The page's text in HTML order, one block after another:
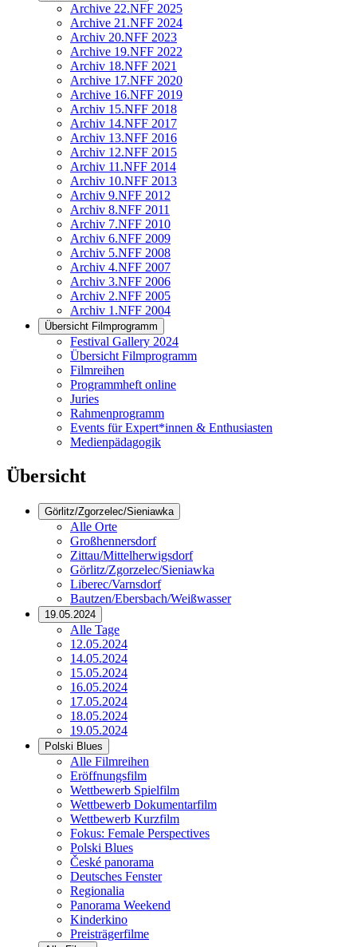
Archive 22.NFF 2025
Archive 21.NFF 2024
Archiv 20.NFF 2023
Archive 19.NFF 2022
Archiv 18.NFF 2021
Archive 17.NFF 2020
Archive 16.NFF 2019
Archiv 15.NFF 2018
Archiv 14.NFF 2017
Archiv 13.NFF 2016
Archiv 12.NFF 2015
Archiv 11.NFF 2014
Archiv 10.NFF 2013
Archiv 9.NFF 2012
Archiv 8.NFF 2011
Archiv 7.NFF 2010
Archiv 6.NFF 2009
Archiv 5.NFF 2008
Archiv 4.NFF 2007
Archiv 3.NFF 2006
Archiv 2.NFF 2005
Archiv 1.NFF 2004
Übersicht Filmprogramm
Festival Gallery 2024
Übersicht Filmprogramm
Filmreihen
Programmheft online
Juries
Rahmenprogramm
Events für Expert*innen & Enthusiasten
Medienpädagogik
Übersicht
Görlitz/Zgorzelec/Sieniawka
Alle Orte
Großhennersdorf
Zittau/Mittelherwigsdorf
Görlitz/Zgorzelec/Sieniawka
Liberec/Varnsdorf
Bautzen/Ebersbach/Weißwasser
19.05.2024
Alle Tage
12.05.2024
14.05.2024
15.05.2024
16.05.2024
17.05.2024
18.05.2024
19.05.2024
Polski Blues
Alle Filmreihen
Eröffnungsfilm
Wettbewerb Spielfilm
Wettbewerb Dokumentarfilm
Wettbewerb Kurzfilm
Fokus: Female Perspectives
Polski Blues
České panorama
Deutsches Fenster
Regionalia
Panorama Weekend
Kinderkino
Preisträgerfilme